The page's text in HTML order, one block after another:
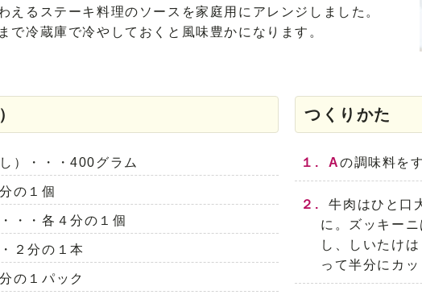
えるステーキ料理のソースを家庭用にアレンジしました。
で冷蔵庫で冷やしておくと風味豊かになります。
）・・・400グラム
の１個
・・各４分の１個
２分の１本
の１パック
つくりかた
１. Aの調味料を
２.
牛肉はひと口
に。ズッキー
し、しいたけ
って半分にカッ